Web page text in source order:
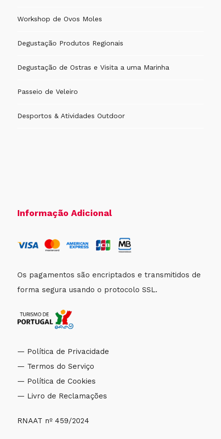
Workshop de Ovos Moles
Degustação Produtos Regionais
Degustação de Ostras e Visita a uma Marinha
Passeio de Veleiro
Desportos & Atividades Outdoor
Informação Adicional
Os pagamentos são encriptados e transmitidos de
forma segura usando o protocolo SSL.
— Política de Privacidade
— Termos do Serviço
— Política de Cookies
— Livro de Reclamações
RNAAT nº 459/2024